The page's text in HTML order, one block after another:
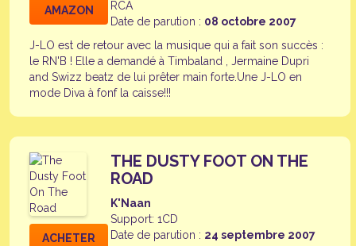
AMAZON
RCA
Date de parution : 08 octobre 2007
J-LO est de retour avec la musique qui a fait son succès :
le RN'B ! Elle a demandé à Timbaland , Jermaine Dupri
and Swizz beatz de lui prêter main forte.Une J-LO en
mode Diva à fonf la caisse!!!
ACHETER
THE DUSTY FOOT ON THE
ROAD
K'Naan
Support: 1CD
Date de parution : 24 septembre 2007